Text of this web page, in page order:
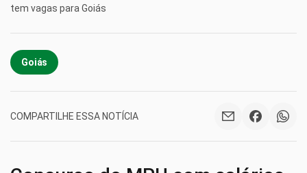
tem vagas para Goiás
Goiás
COMPARTILHE ESSA NOTÍCIA